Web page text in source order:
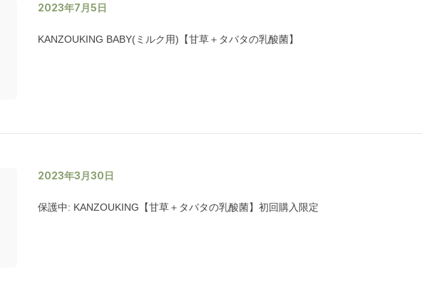
2023年7月5日
KANZOUKING BABY(ミルク用)【甘草＋タバタの乳酸菌】
2023年3月30日
保護中: KANZOUKING【甘草＋タバタの乳酸菌】初回購入限定